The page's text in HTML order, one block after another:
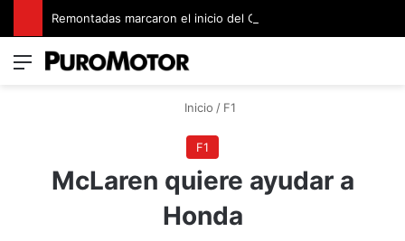
Menú
Inicio / F1
F1
McLaren quiere ayudar a
Honda